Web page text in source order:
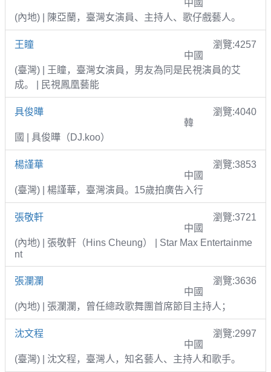
中國
(內地) | 陳亞蘭，臺灣女演員、主持人、歌仔戲藝人。
王瞳
瀏覽:4257
中國
(臺灣) | 王瞳，臺灣女演員，男友為同是民視演員的艾
成。 | 民視鳳凰藝能
具俊曄
瀏覽:4040
韓
國 | 具俊曄（DJ.koo）
楊謹華
瀏覽:3853
中國
(臺灣) | 楊謹華，臺灣演員。15歲拍廣告入行
張敬軒
瀏覽:3721
中國
(內地) | 張敬軒（Hins Cheung） | Star Max Entertainme
nt
張瀾瀾
瀏覽:3636
中國
(內地) | 張瀾瀾，曾任總政歌舞團首席節目主持人；
沈文程
瀏覽:2997
中國
(臺灣) | 沈文程，臺灣人，知名藝人、主持人和歌手。